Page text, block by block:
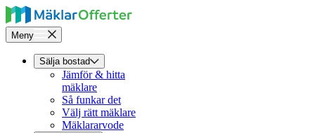
Meny
Sälja bostad
Jämför & hitta
mäklare
Så funkar det
Välj rätt mäklare
Mäklararvode